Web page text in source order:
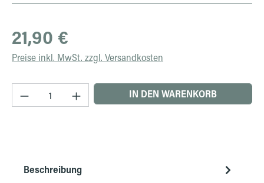
Regulärer Preis:
21,90 €
Preise inkl. MwSt. zzgl. Versandkosten
Produkt Anzahl: Gib den gewünschten Wert
IN DEN WARENKORB
Beschreibung